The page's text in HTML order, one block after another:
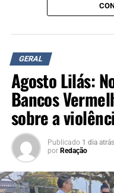
eucalipto de grande
temporal.
Equipes do Corpo de
ocorrência, mas o
Na mesma rodovia, na
queda de árvore
parcialmente a pista.
realizaram a remoção
liberação do trânsito.
GERAL
Agosto Lilás:
Bancos
sobre a
Publicado 1 dia atrás
por Redação